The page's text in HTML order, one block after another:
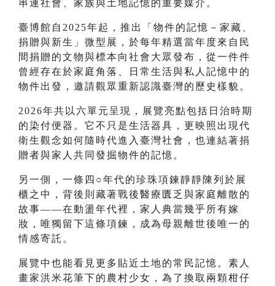
串連社會、家族與土地記憶的重要媒介。
臺博館自2025年起，推出「物件的記憶－家藏、
捐贈與新生」微型展，於每年精選當年度來自民
間捐贈的文物與標本向社會大眾發布，從一件件
曾經存在於家庭角落、日常生活與私人記憶中的
物件出發，邀請觀眾重新認識臺灣的歷史樣貌。
2026年共以六單元呈現，展覽亮點包括日治時期
的染付便器。它不只是生活器具，更映照出現代
衛生觀念如何隨時代進入臺灣社會，也連結著捐
贈者與家人共同發掘物件的記憶。
另一側，一條四○年代的珍珠項鍊靜靜陳列於展
櫃之中，背後則藏著戰後醫療匱乏與家庭離散的
故事——在動盪年代裡，家人典當幾乎所有嫁
妝，唯獨留下這條項鍊，成為母親離世後唯一的
情感寄託。
展覽中也能看見更多貼近土地的常民記憶。素人
畫家洪米花筆下的農村少女，為了換取兩顆柑仔